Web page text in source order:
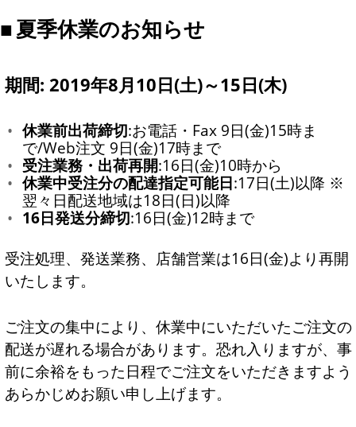
夏季休業のお知らせ
期間: 2019年8月10日(土)～15日(木)
休業前出荷締切:お電話・Fax 9日(金)15時ま
で/Web注文 9日(金)17時まで
受注業務・出荷再開:16日(金)10時から
休業中受注分の配達指定可能日:17日(土)以降 ※
翌々日配送地域は18日(日)以降
16日発送分締切:16日(金)12時まで
受注処理、発送業務、店舗営業は16日(金)より再開
いたします。
ご注文の集中により、休業中にいただいたご注文の
配送が遅れる場合があります。恐れ入りますが、事
前に余裕をもった日程でご注文をいただきますよう
あらかじめお願い申し上げます。